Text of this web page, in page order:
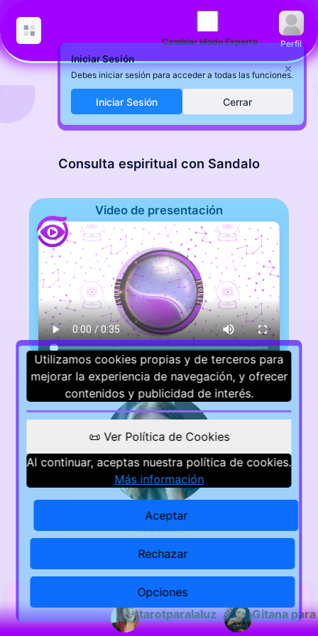
Cambiar Modo Experto Perfil
Iniciar Sesión
×
Debes iniciar sesión para acceder a todas las funciones.
Iniciar Sesión Cerrar
Consulta espiritual con Sandalo
Video de presentación
⭐ ⭐ ⭐ ⭐ ⭐
Sandalo
Valoraciones
tarotparalaluz
Gitana para
Utilizamos cookies propias y de terceros para
mejorar la experiencia de navegación, y ofrecer
contenidos y publicidad de interés.
📜 Ver Política de Cookies
Al continuar, aceptas nuestra política de cookies.
Más información
Aceptar
Rechazar
Opciones